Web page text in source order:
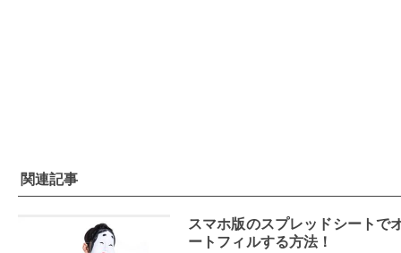
関連記事
スマホ版のスプレッドシートで
ートフィルする方法！